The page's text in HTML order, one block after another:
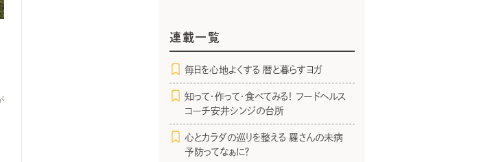
連載一覧
毎日を心地よくする 暦と暮らすヨガ
知って・作って・食べてみる！ フードヘルス
コーチ安井シンジの台所
心とカラダの巡りを整える 羅さんの未病
予防ってなぁに？